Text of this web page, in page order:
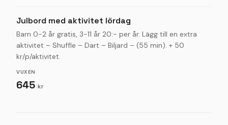
Julbord med aktivitet lördag
Barn 0-2 år gratis, 3-11 år 20:- per år. Lägg till en extra
aktivitet – Shuffle – Dart – Biljard – (55 min). + 50
kr/p/aktivitet.
VUXEN
645 kr